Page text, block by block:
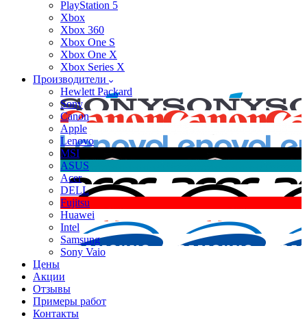
PlayStation 5
Xbox
Xbox 360
Xbox One S
Xbox One X
Xbox Series X
Производители
Hewlett Packard
Sony
Canon
Apple
Lenovo
MSI
ASUS
Acer
DELL
Fujitsu
Huawei
Intel
Samsung
Sony Vaio
Цены
Акции
Отзывы
Примеры работ
Контакты